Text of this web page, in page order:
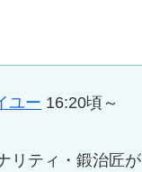
ユー 16:20頃～
リティ・鍛治匠が